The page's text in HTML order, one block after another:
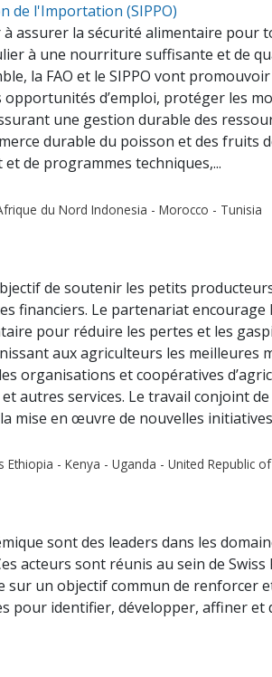
de l'Importation (SIPPO)
assurer la sécurité alimentaire pour
à une nourriture suffisante et de
la FAO et le SIPPO vont
d’emploi, protéger les
une gestion durable des
durable du poisson et des fruits
de programmes techniques,...
du Nord Indonesia - Morocco - Tunisia
de soutenir les petits
financiers. Le partenariat
pour réduire les pertes et les
aux agriculteurs les meilleures
organisations et coopératives
autres services. Le travail conjoint de
mise en œuvre de nouvelles
- Kenya - Uganda - United Republic
sont des leaders dans les
acteurs sont réunis au sein de
sur un objectif commun de renforcer
pour identifier, développer, affiner et